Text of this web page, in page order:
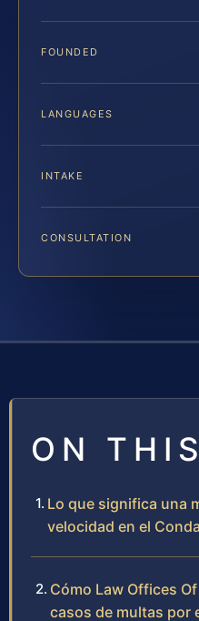
FOUNDED
LANGUAGES
INTAKE
CONSULTATION
ON
Lo que significa una
velocidad en el
Cómo Law Offices Of
casos de multas por